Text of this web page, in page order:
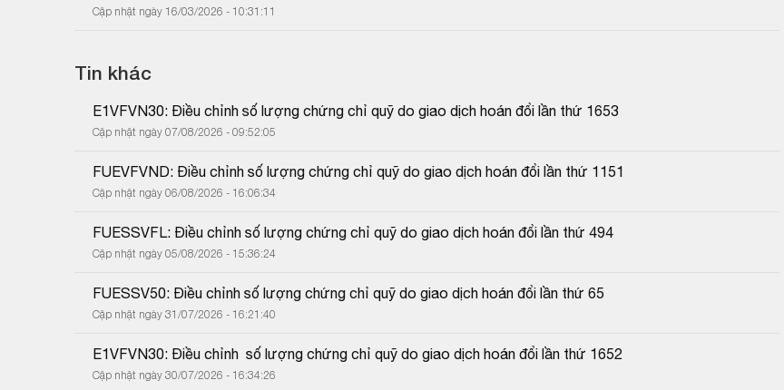
Cập nhật ngày 16/03/2026 - 10:31:11
Tin khác
E1VFVN30: Điều chỉnh số lượng chứng chỉ quỹ do giao dịch hoán đổi lần thứ 1653
Cập nhật ngày 07/08/2026 - 09:52:05
FUEVFVND: Điều chỉnh số lượng chứng chỉ quỹ do giao dịch hoán đổi lần thứ 1151
Cập nhật ngày 06/08/2026 - 16:06:34
FUESSVFL: Điều chỉnh số lượng chứng chỉ quỹ do giao dịch hoán đổi lần thứ 494
Cập nhật ngày 05/08/2026 - 15:36:24
FUESSV50: Điều chỉnh số lượng chứng chỉ quỹ do giao dịch hoán đổi lần thứ 65
Cập nhật ngày 31/07/2026 - 16:21:40
E1VFVN30: Điều chỉnh  số lượng chứng chỉ quỹ do giao dịch hoán đổi lần thứ 1652
Cập nhật ngày 30/07/2026 - 16:34:26